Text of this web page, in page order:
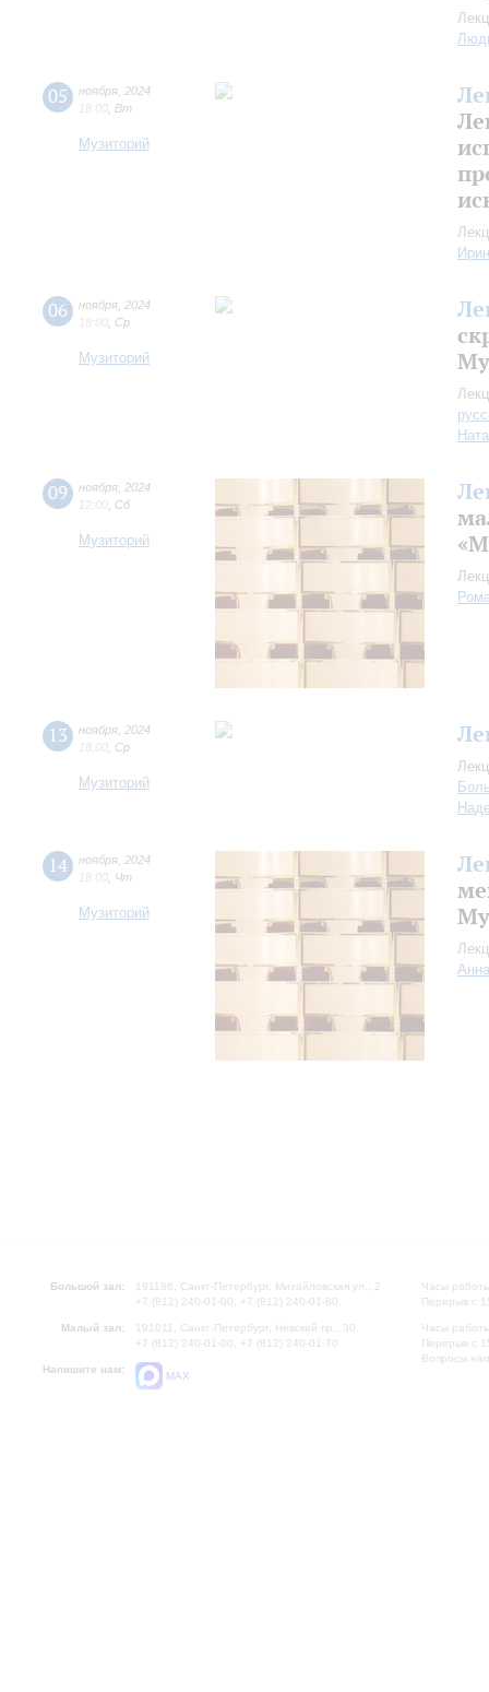
05 ноября 2024
18:00 Вт
Музиторий
06 ноября 2024
18:00 Ср
Музиторий
09 ноября 2024
12:00 Сб
Музиторий
13 ноября 2024
18:00 Ср
Музиторий
14 ноября 2024
18:00 Чт
Музиторий
Большой зал:
191186, Санкт-Петербург, Михайловская ул., 2
+7 (812) 240-01-00, +7 (812) 240-01-80
Малый зал:
191011, Санкт-Петербург, Невский пр., 30
+7 (812) 240-01-00, +7 (812) 240-01-70
Напишите нам:
MAX
Часы
Перерыв с
Часы
Перерыв с
Вопросы